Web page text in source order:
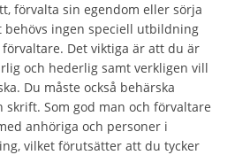
förvalta sin egendom eller sörja
behövs ingen speciell utbildning
Det viktiga är att du är
och hederlig samt verkligen vill
Du måste också behärska
skrift. Som god man och förvaltare
anhöriga och personer i
vilket förutsätter att du tycker